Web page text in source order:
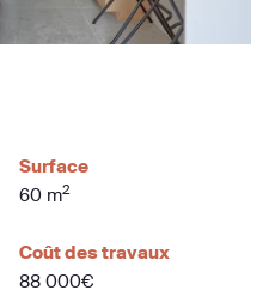
Surface
60 m2
Coût des travaux
88 000€